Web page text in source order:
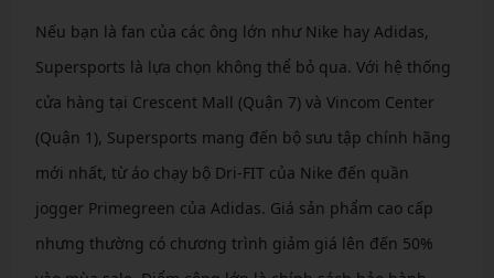
Nếu bạn là fan của các ông lớn như Nike hay Adidas,
Supersports là lựa chọn không thể bỏ qua. Với hệ thống
cửa hàng tại Crescent Mall (Quận 7) và Vincom Center
(Quận 1), Supersports mang đến bộ sưu tập chính hãng
mới nhất, từ áo chạy bộ Dri-FIT của Nike đến quần
jogger Primegreen của Adidas. Giá sản phẩm cao cấp
nhưng thường có chương trình giảm giá lên đến 50%